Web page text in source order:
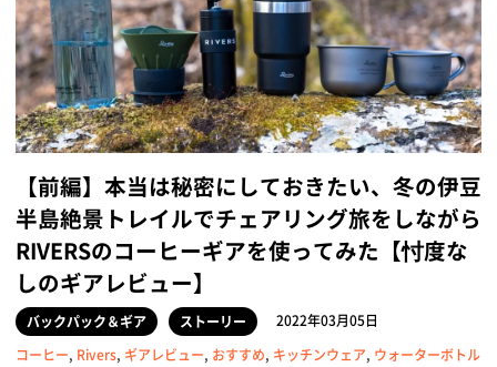
【前編】本当は秘密にしておきたい、冬の伊豆
半島絶景トレイルでチェアリング旅をしながら
RIVERSのコーヒーギアを使ってみた【忖度な
しのギアレビュー】
バックパック＆ギア ストーリー
2022年03月05日
コーヒー, Rivers, ギアレビュー, おすすめ, キッチンウェア, ウォーターボトル